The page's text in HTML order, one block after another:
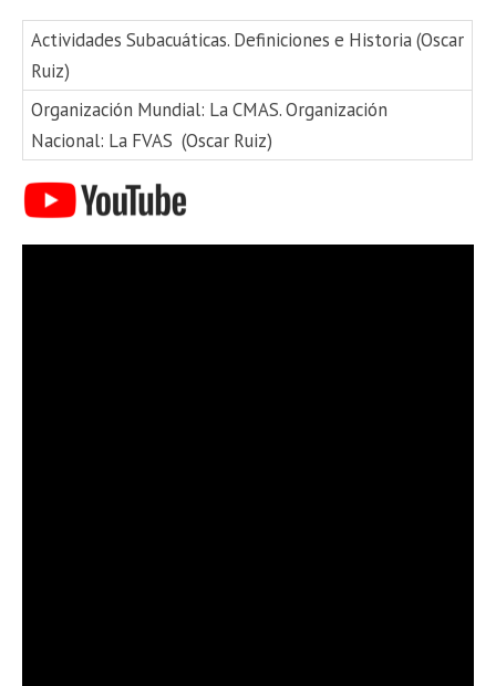
Actividades Subacuáticas. Definiciones e Historia (Oscar
Ruiz)
Organización Mundial: La CMAS. Organización
Nacional: La FVAS (Oscar Ruiz)